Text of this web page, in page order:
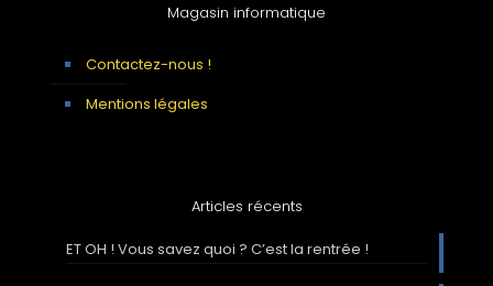
Magasin informatique
Contactez-nous !
Mentions légales
Articles récents
ET OH ! Vous savez quoi ? C’est la rentrée !